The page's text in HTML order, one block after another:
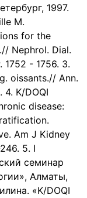
1997.
M.
for the
Nephrol. Dial.
1752 - 1756. 3.
oissants.// Ann.
4. K/DOQI
disease:
Am J Kidney
5. I
семинар
Алматы,
«K/DOQI